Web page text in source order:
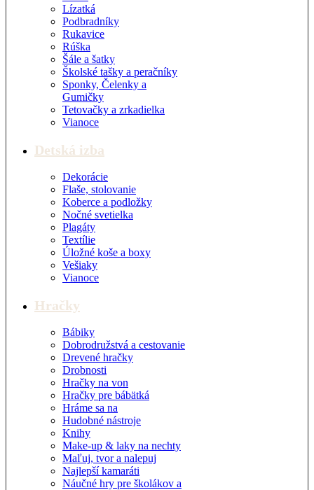
Lízatká
Podbradníky
Rukavice
Rúška
Šále a šatky
Školské tašky a peračníky
Sponky, Čelenky a
Gumičky
Tetovačky a zrkadielka
Vianoce
Detská izba
Dekorácie
Flaše, stolovanie
Koberce a podložky
Nočné svetielka
Plagáty
Textílie
Úložné koše a boxy
Vešiaky
Vianoce
Hračky
Bábiky
Dobrodružstvá a cestovanie
Drevené hračky
Drobnosti
Hračky na von
Hračky pre bábätká
Hráme sa na
Hudobné nástroje
Knihy
Make-up & laky na nechty
Maľuj, tvor a nalepuj
Najlepší kamaráti
Náučné hry pre školákov a